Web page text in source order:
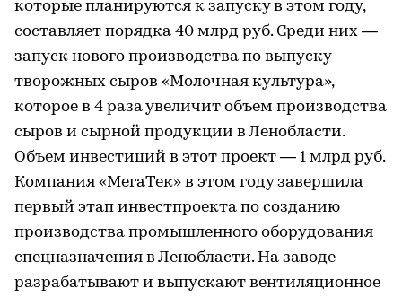
которые планируются к запуску в этом году,
составляет порядка 40 млрд руб. Среди них —
запуск нового производства по выпуску
творожных сыров «Молочная культура»,
которое в 4 раза увеличит объем производства
сыров и сырной продукции в Ленобласти.
Объем инвестиций в этот проект — 1 млрд руб.
Компания «МегаТек» в этом году завершила
первый этап инвестпроекта по созданию
производства промышленного оборудования
спецназначения в Ленобласти. На заводе
разрабатывают и выпускают вентиляционное